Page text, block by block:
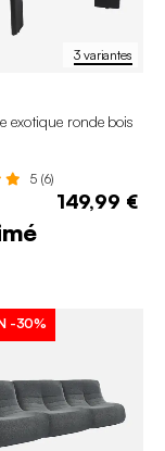
3 variantes
exotique ronde bois
5 (6)
149,99 €
-30%